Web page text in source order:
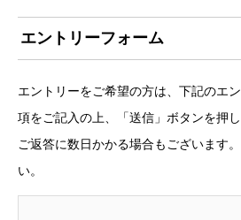
エントリーフォーム
エントリーをご希望の方は、下記のエ
項をご記入の上、「送信」ボタンを押し
ご返答に数日かかる場合もございます
い。